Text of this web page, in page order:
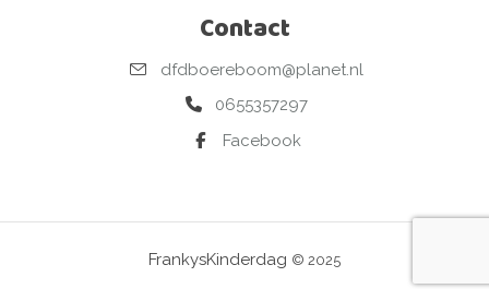
Contact
dfdboereboom@planet.nl
0655357297
Facebook
FrankysKinderdag © 2025